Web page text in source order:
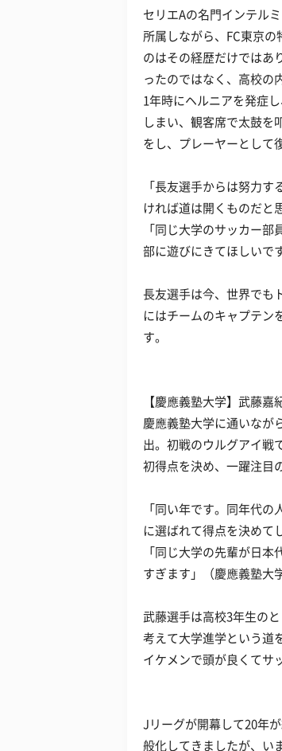
セリエAの名門インテル
所属しながら、FC東京
のはその経歴だけではあ
ったのではなく、高校の
1年時にヘルニアを発症
しまい、観客席で太鼓を
をし、プレーヤーとして
「長友選手からは努力
ければ道は開くものだと
「同じ大学のサッカー
部に遊びにきてほしいで
長友選手は今、世界でも
にはチームのキャプテン
す。
【慶應義塾大学】武藤嘉
慶應義塾大学に通いなが
出。初戦のウルグアイ戦
初得点を決め、一躍注目
「同い年です。同年代
に選ばれて得点を決めて
「同じ大学の先輩が日
すぎます」（慶應義塾大
武藤選手は高校3年生の
考えて大学進学という道
イケメンで頭が良くてサ
Jリーグが開幕して20年
般化してきましたが、い